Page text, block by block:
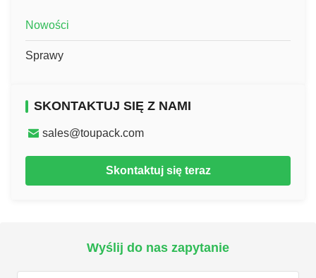
Nowości
Sprawy
SKONTAKTUJ SIĘ Z NAMI
sales@toupack.com
Skontaktuj się teraz
Wyślij do nas zapytanie